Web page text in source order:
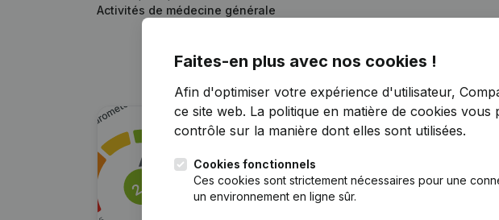
Activités de médecine générale
Vous
Faites-en plus avec nos cookies !
Afin d'optimiser votre expérience d'utilisateur,
ce site web. La politique en matière de cookies vous
contrôle sur la manière dont elles sont utilisées.
Cookies fonctionnels
Ces cookies sont strictement nécessaires pour une
un environnement en ligne sûr.